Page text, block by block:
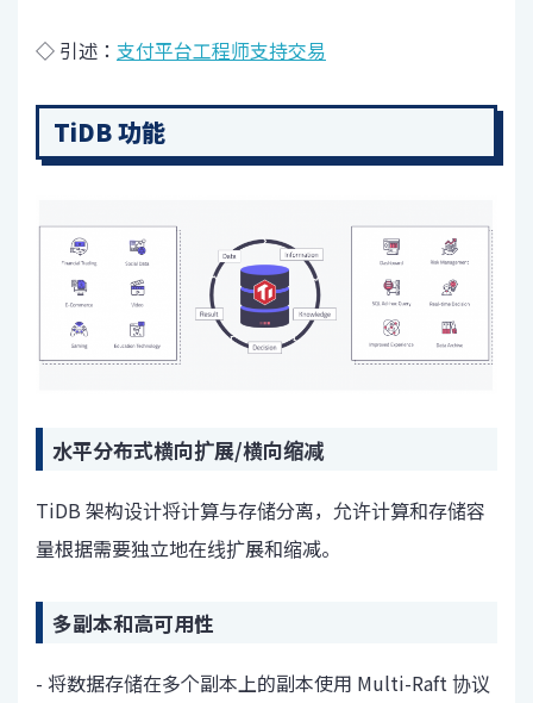
◇ 引述： 支付平台工程师支持交易
TiDB 功能
水平分布式横向扩展/横向缩减
TiDB 架构设计将计算与存储分离，允许计算和存储容
量根据需要独立地在线扩展和缩减。
多副本和高可用性
- 将数据存储在多个副本上的副本使用 Multi-Raft 协议